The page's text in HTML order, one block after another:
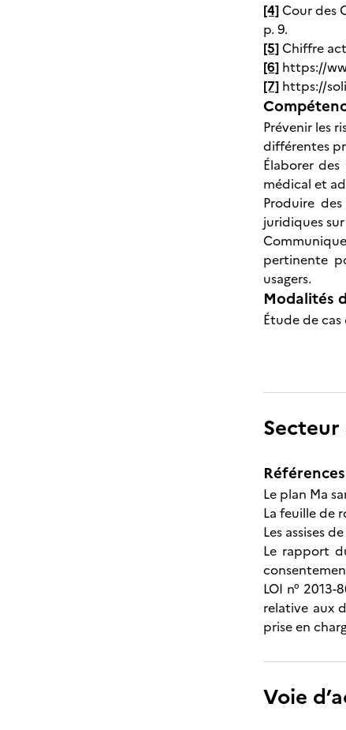
[4]Cour des
p. 9.
[5]Chiffre
[6] https://
[7] https://
Prévenir les
différentes
Élaborer
médical et
Produire
juridiques
pertinente
usagers.
Modalités
Étude de
Le plan Ma
La feuille de
Les assises
Le rapport
LOI n°
relative aux
prise en
Voie